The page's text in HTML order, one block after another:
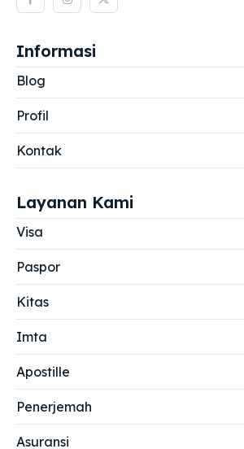
Informasi
Blog
Profil
Kontak
Layanan Kami
Visa
Paspor
Kitas
Imta
Apostille
Penerjemah
Asuransi